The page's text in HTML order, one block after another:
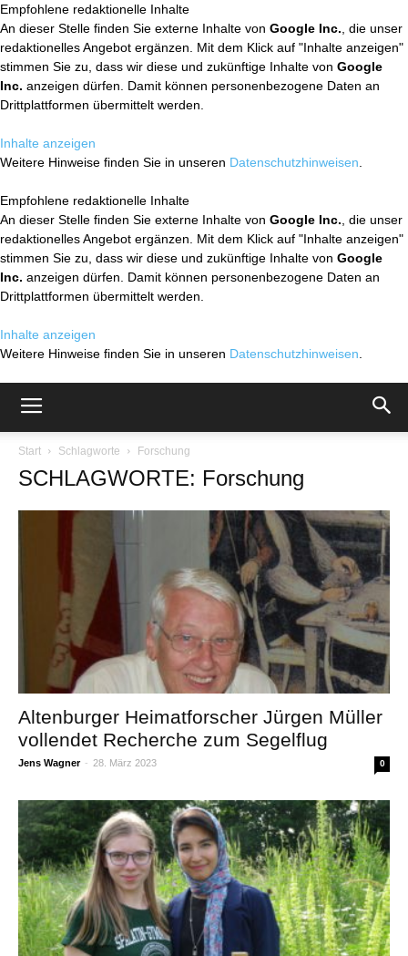
Empfohlene redaktionelle Inhalte
An dieser Stelle finden Sie externe Inhalte von Google Inc. , die unser
redaktionelles Angebot ergänzen. Mit dem Klick auf "Inhalte anzeigen"
stimmen Sie zu, dass wir diese und zukünftige Inhalte von Google
Inc. anzeigen dürfen. Damit können personenbezogene Daten an
Drittplattformen übermittelt werden.
Inhalte anzeigen
Weitere Hinweise finden Sie in unseren Datenschutzhinweisen
Empfohlene redaktionelle Inhalte
An dieser Stelle finden Sie externe Inhalte von Google Inc. , die unser
redaktionelles Angebot ergänzen. Mit dem Klick auf "Inhalte anzeigen"
stimmen Sie zu, dass wir diese und zukünftige Inhalte von Google
Inc. anzeigen dürfen. Damit können personenbezogene Daten an
Drittplattformen übermittelt werden.
Inhalte anzeigen
Weitere Hinweise finden Sie in unseren Datenschutzhinweisen
Start Schlagworte Forschung
SCHLAGWORTE: Forschung
Altenburger Heimatforscher Jürgen Müller
vollendet Recherche zum Segelflug
Jens Wagner - 28. März 2023 0